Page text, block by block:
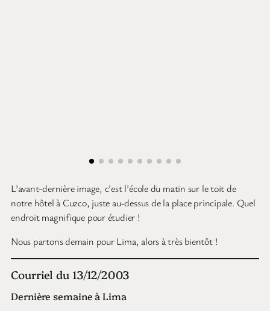
L’avant-dernière image, c’est l’école du matin sur le toit de
notre hôtel à Cuzco, juste au-dessus de la place principale. Quel
endroit magnifique pour étudier !
Nous partons demain pour Lima, alors à très bientôt !
Courriel du 13/12/2003
Dernière semaine à Lima